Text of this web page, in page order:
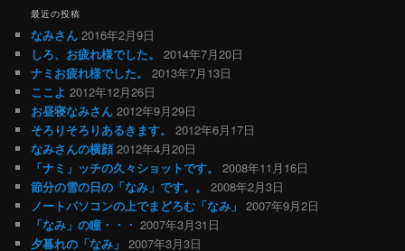
シ
ョ
ン
最近の投稿
なみさん 2016年2月9日
しろ、お疲れ様でした。
2014年7月20日
ナミお疲れ様でした。
2013年7月13日
ここよ 2012年12月26日
お昼寝なみさん 2012年9月29日
そろりそろりあるきます。
2012年6月17日
なみさんの横顔 2012年4月20日
「ナミ」ッチの久々ショットです。
2008年11月16日
節分の雪の日の「なみ」です。。
2008年2月3日
ノートパソコンの上でまどろむ「なみ」 2007年9月2日
「なみ」の瞳・・・ 2007年3月31日
夕暮れの「なみ」 2007年3月3日